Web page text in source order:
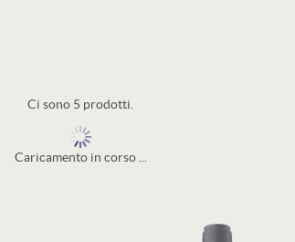
Ci sono 5 prodotti.
Caricamento in corso ...